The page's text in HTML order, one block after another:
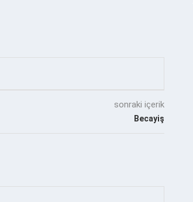
sonraki içerik
Becayiş